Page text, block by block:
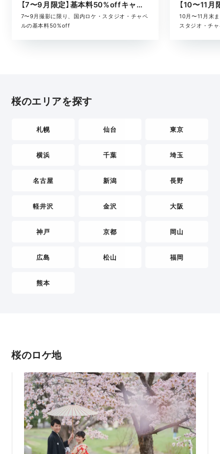
【7〜9月限定】基本料50%offキャンペーン
7〜9月撮影に限り、国内ロケ・スタジオ・チャペ
ルの基本料50%off
10月〜11月末
スタジオ・チ
桜のエリアを探す
札幌 仙台 東京
横浜 千葉 埼玉
名古屋 新潟 長野
軽井沢 金沢 大阪
神戸 京都 岡山
広島 松山 福岡
熊本
桜のロケ地